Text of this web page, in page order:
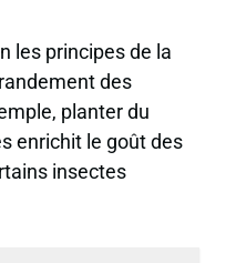
les principes de la
des
planter du
enrichit le goût des
insectes